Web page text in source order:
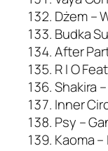
Dżem –
Budka
After
R I O
Shakira
Inner
Psy –
Kaoma